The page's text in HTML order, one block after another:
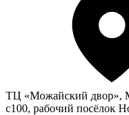
ТЦ «Можайский двор»,
с100, рабочий посёлок